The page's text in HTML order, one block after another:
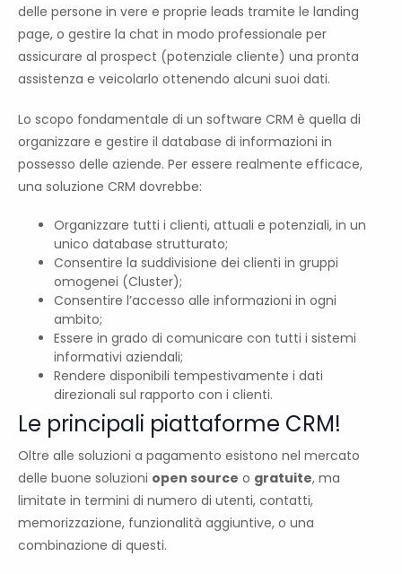
delle persone in vere e proprie leads tramite le landing
page, o gestire la chat in modo professionale per
assicurare al prospect (potenziale cliente) una pronta
assistenza e veicolarlo ottenendo alcuni suoi dati.
Lo scopo fondamentale di un software CRM è quella di
organizzare e gestire il database di informazioni in
possesso delle aziende. Per essere realmente efficace,
una soluzione CRM dovrebbe:
Organizzare tutti i clienti, attuali e potenziali, in un
unico database strutturato;
Consentire la suddivisione dei clienti in gruppi
omogenei (Cluster);
Consentire l’accesso alle informazioni in ogni
ambito;
Essere in grado di comunicare con tutti i sistemi
informativi aziendali;
Rendere disponibili tempestivamente i dati
direzionali sul rapporto con i clienti.
Le principali piattaforme CRM!
Oltre alle soluzioni a pagamento esistono nel mercato
delle buone soluzioni open source o gratuite, ma
limitate in termini di numero di utenti, contatti,
memorizzazione, funzionalità aggiuntive, o una
combinazione di questi.